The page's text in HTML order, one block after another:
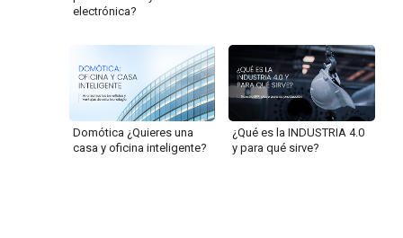
electrónica?
Domótica ¿Quieres una
casa y oficina inteligente?
¿Qué es la INDUSTRIA 4.0
y para qué sirve?